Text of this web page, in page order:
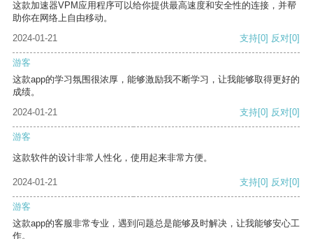
这款加速器VPM应用程序可以给你提供最高速度和安全性的连接，并帮
助你在网络上自由移动。
2024-01-21
支持[0] 反对[0]
游客
这款app的学习氛围很浓厚，能够激励我不断学习，让我能够取得更好的
成绩。
2024-01-21
支持[0] 反对[0]
游客
这款软件的设计非常人性化，使用起来非常方便。
2024-01-21 支持[0] 反对[0]
游客
这款app的客服非常专业，遇到问题总是能够及时解决，让我能够安心工
作。